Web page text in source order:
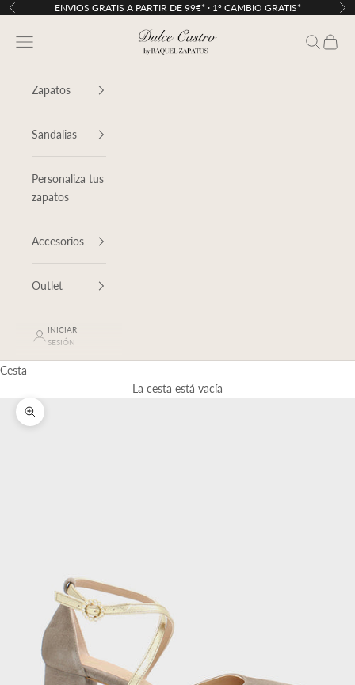
Ir al contenido
Anterior ENVIOS GRATIS A PARTIR DE 99€* · 1º CAMBIO GRATIS*
Dulce Castro
Menú Buscar
Cesta
Zapatos
Sandalias
Personaliza tus
zapatos
Accesorios
Outlet
INICIAR
SESIÓN
Cesta
La cesta está vacía
Zoom